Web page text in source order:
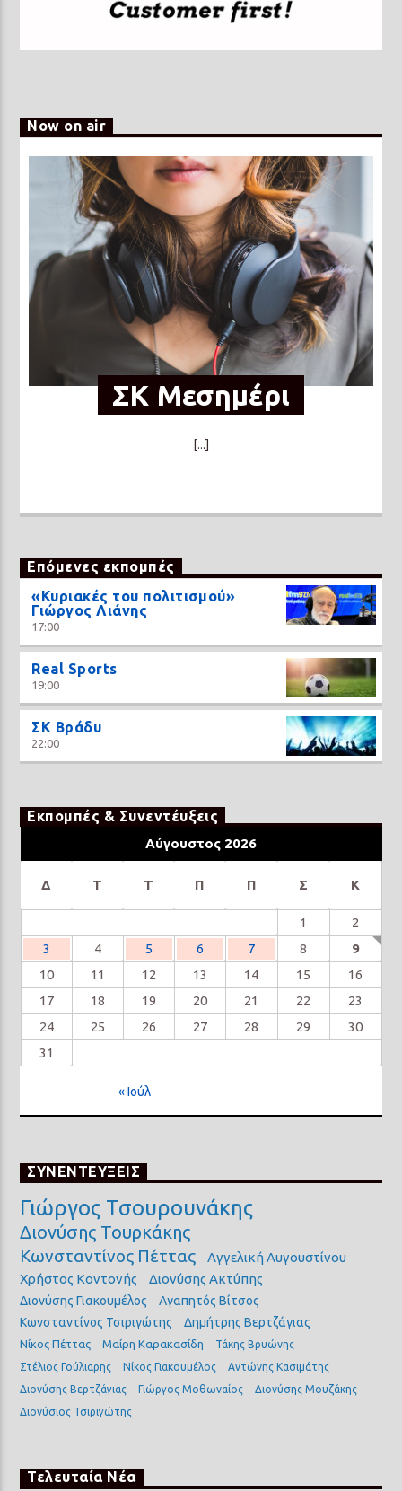
Now on air
ΣΚ Μεσημέρι
[...]
Επόμενες εκπομπές
«Κυριακές του πολιτισμού»
Γιώργος Λιάνης
17:00
Real Sports
19:00
ΣΚ Βράδυ
22:00
Εκπομπές & Συνεντέυξεις
Αύγουστος 2026
Δ Τ Τ Π Π Σ Κ
1
2
3
4 5 6 7 8
9
10
11 12 13 14 15
16
17
18 19 20 21 22
23
24
25 26 27 28 29
30
31
« Ιούλ
ΣΥΝΕΝΤΕΥΞΕΙΣ
Γιώργος Τσουρουνάκης
Διονύσης Τουρκάκης
Κωνσταντίνος Πέττας
Αγγελική Αυγουστίνου
Χρήστος Κοντονής
Διονύσης Ακτύπης
Διονύσης Γιακουμέλος
Αγαπητός Βίτσος
Κωνσταντίνος Τσιριγώτης
Δημήτρης Βερτζάγιας
Νίκος Πέττας Μαίρη Καρακασίδη
Τάκης Βρυώνης
Στέλιος Γούλιαρης
Νίκος Γιακουμέλος
Αντώνης Κασιμάτης
Διονύσης Βερτζάγιας
Γιώργος Μοθωναίος
Διονύσης Μουζάκης
Διονύσιος Τσιριγώτης
Τελευταία Νέα